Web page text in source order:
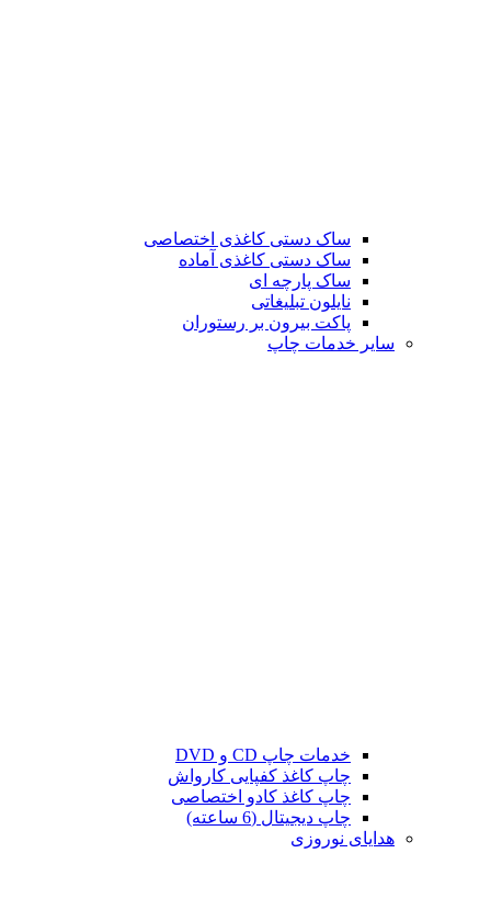
ساک دستی کاغذی اختصاصی
ساک دستی کاغذی آماده
ساک پارچه ای
نایلون تبلیغاتی
پاکت بیرون بر رستوران
سایر خدمات چاپ
خدمات چاپ CD و DVD
چاپ کاغذ کفپایی کارواش
چاپ کاغذ کادو اختصاصی
چاپ دیجیتال (6 ساعته)
هدایای نوروزی